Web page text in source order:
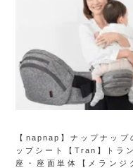
【napnap】ナップナップ
ップシート【Tran】トラ
座・座面単体【メランジ